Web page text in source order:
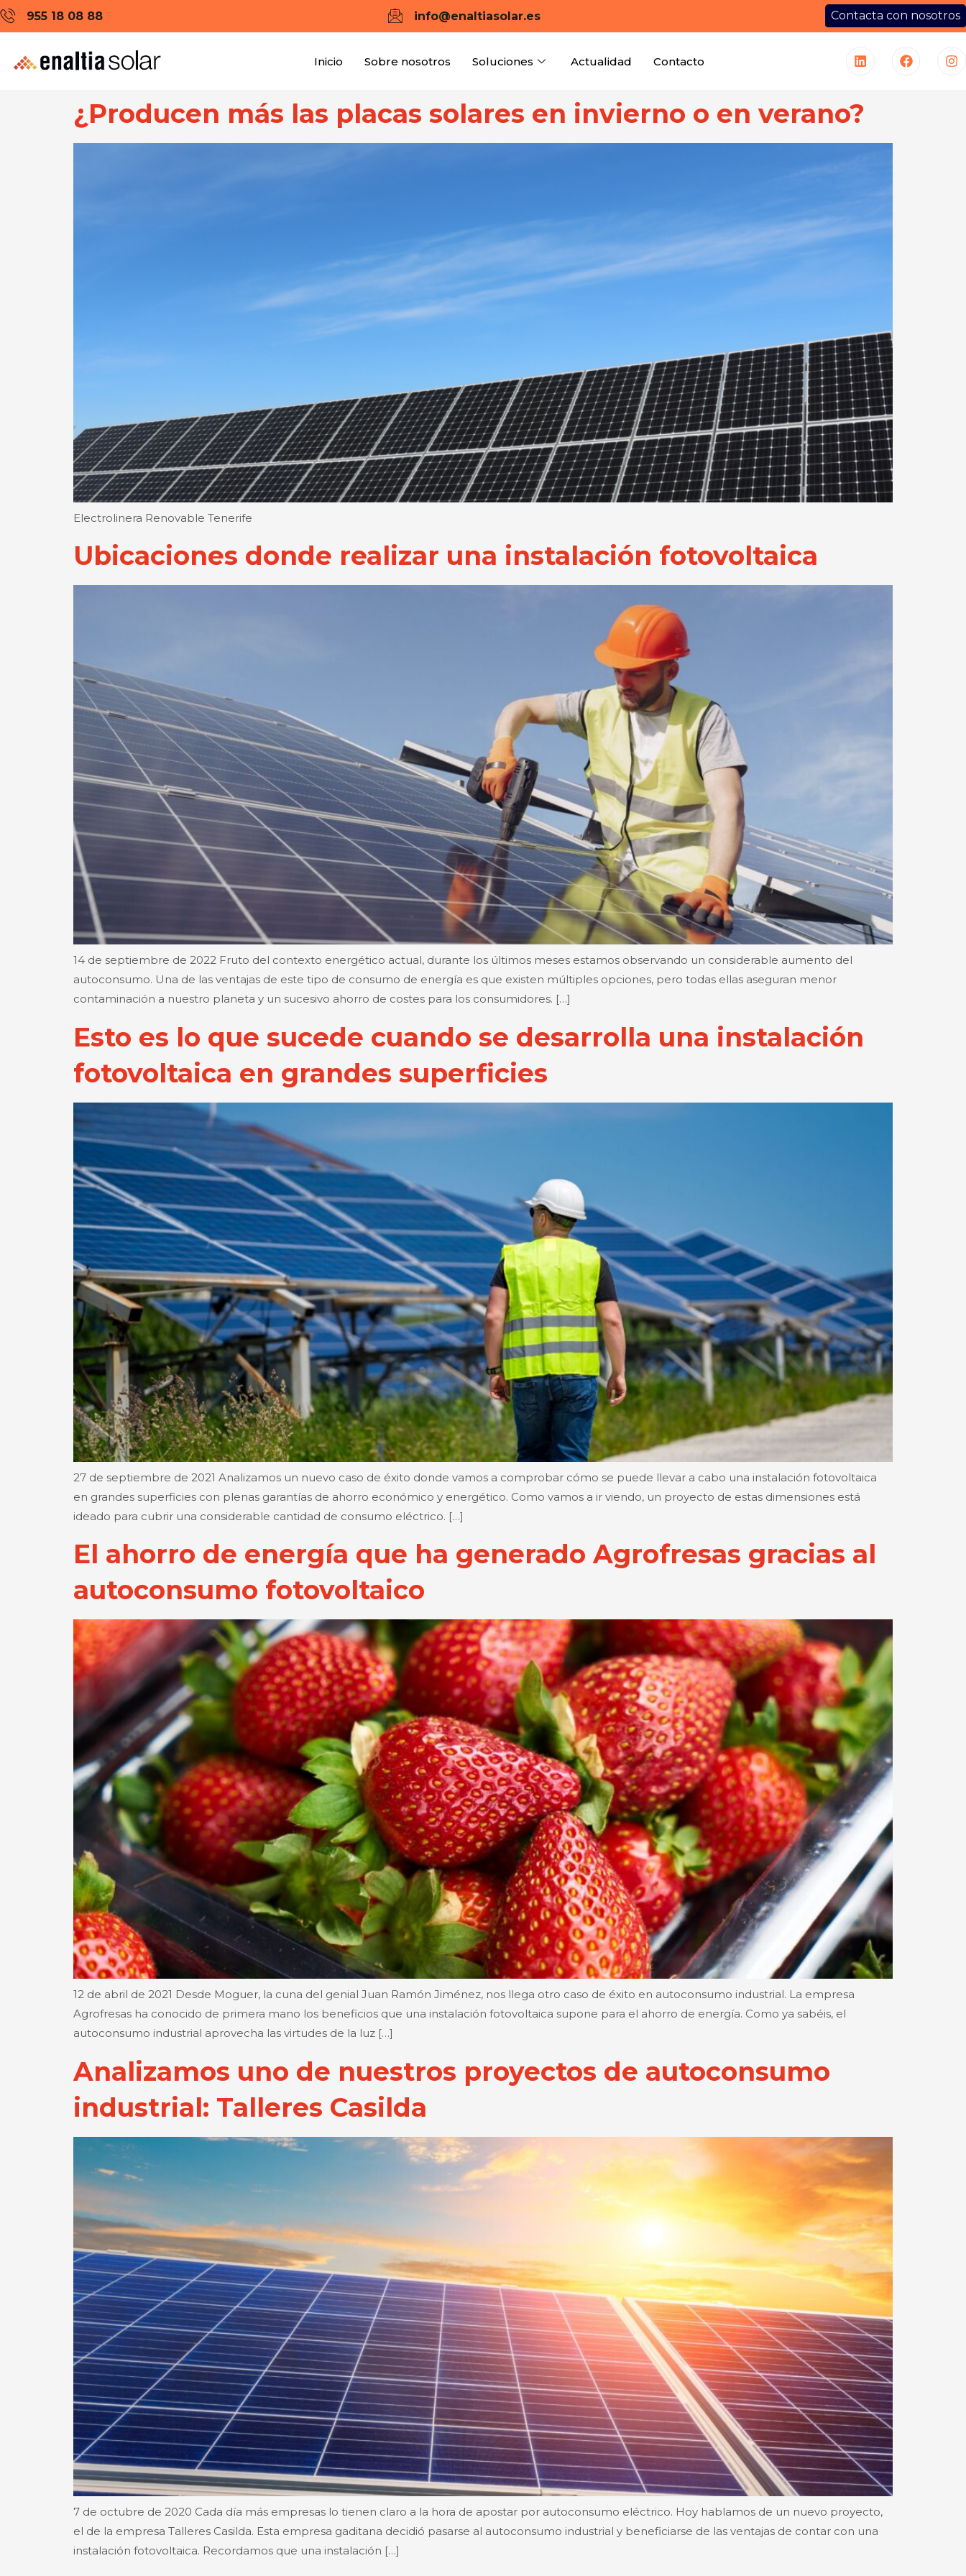
955 18 08 88 info@enaltiasolar.es Contacta con nosotros
Inicio Sobre nosotros Soluciones Actualidad Contacto
¿Producen más las placas solares en invierno o en verano?
Electrolinera Renovable Tenerife
Ubicaciones donde realizar una instalación fotovoltaica
14 de septiembre de 2022 Fruto del contexto energético actual, durante los últimos meses estamos observando un considerable aumento del
autoconsumo. Una de las ventajas de este tipo de consumo de energía es que existen múltiples opciones, pero todas ellas aseguran menor
contaminación a nuestro planeta y un sucesivo ahorro de costes para los consumidores. […]
Esto es lo que sucede cuando se desarrolla una instalación
fotovoltaica en grandes superficies
27 de septiembre de 2021 Analizamos un nuevo caso de éxito donde vamos a comprobar cómo se puede llevar a cabo una instalación fotovoltaica
en grandes superficies con plenas garantías de ahorro económico y energético. Como vamos a ir viendo, un proyecto de estas dimensiones está
ideado para cubrir una considerable cantidad de consumo eléctrico. […]
El ahorro de energía que ha generado Agrofresas gracias al
autoconsumo fotovoltaico
12 de abril de 2021 Desde Moguer, la cuna del genial Juan Ramón Jiménez, nos llega otro caso de éxito en autoconsumo industrial. La empresa
Agrofresas ha conocido de primera mano los beneficios que una instalación fotovoltaica supone para el ahorro de energía. Como ya sabéis, el
autoconsumo industrial aprovecha las virtudes de la luz […]
Analizamos uno de nuestros proyectos de autoconsumo
industrial: Talleres Casilda
7 de octubre de 2020 Cada día más empresas lo tienen claro a la hora de apostar por autoconsumo eléctrico. Hoy hablamos de un nuevo proyecto,
el de la empresa Talleres Casilda. Esta empresa gaditana decidió pasarse al autoconsumo industrial y beneficiarse de las ventajas de contar con una
instalación fotovoltaica. Recordamos que una instalación […]